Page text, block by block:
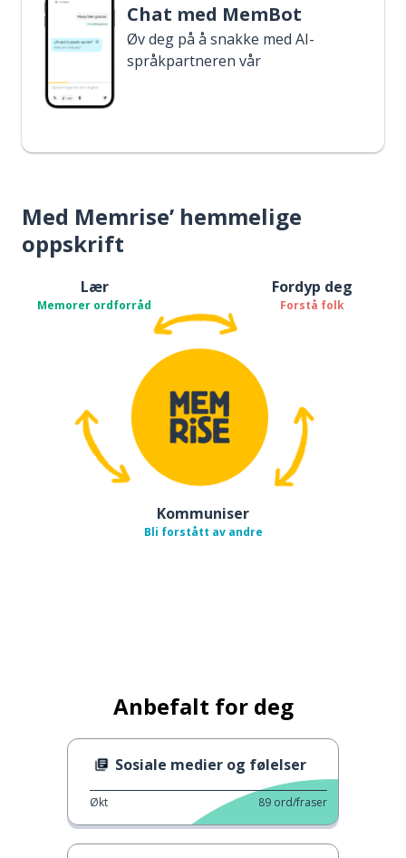
Chat med MemBot
Øv deg på å snakke med AI-
språkpartneren vår
Med Memrise’ hemmelige
oppskrift
Lær
Memorer ordforråd
Fordyp deg
Forstå folk
Kommuniser
Bli forstått av andre
Anbefalt for deg
Sosiale medier og følelser
Økt 89 ord/fraser